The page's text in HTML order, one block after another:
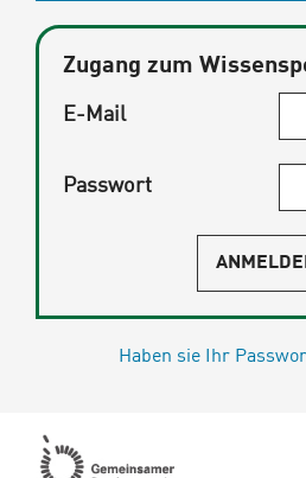
Zugang zum
E-Mail
Passwort
Haben sie Ihr